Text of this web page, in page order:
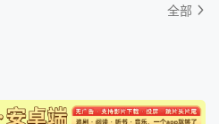
全部